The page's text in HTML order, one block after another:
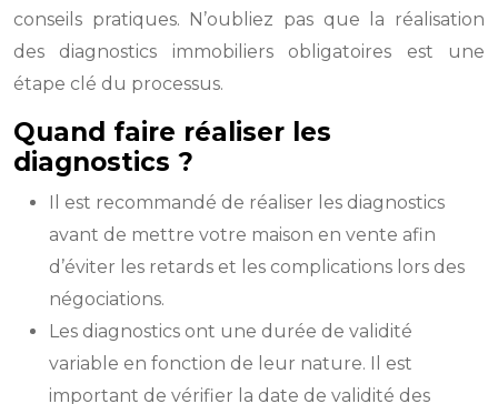
conseils pratiques. N’oubliez pas que la réalisation
des diagnostics immobiliers obligatoires est une
étape clé du processus.
Quand faire réaliser les
diagnostics ?
Il est recommandé de réaliser les diagnostics
avant de mettre votre maison en vente afin
d’éviter les retards et les complications lors des
négociations.
Les diagnostics ont une durée de validité
variable en fonction de leur nature. Il est
important de vérifier la date de validité des